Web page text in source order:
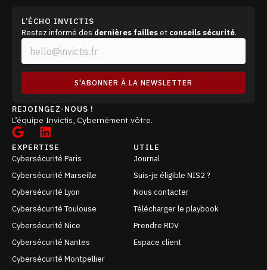
L’ÉCHO INVICTIS
Restez informé des dernières failleset conseils sécurité.
*
m
i
*
E
a
i
S'ABONNER À LA NEWSLETTER
REJOINGEZ-NOUS !
L’équipe Invictis, Cybernément vôtre.
EXPERTISE
Cybersécurité Paris
Cybersécurité Marseille
Cybersécurité Lyon
Cybersécurité Toulouse
Cybersécurité Nice
Cybersécurité Nantes
Cybersécurité Montpellier
UTILE
Journal
Suis-je éligible NIS2 ?
Nous contacter
Télécharger le playbook
Prendre RDV
Espace client